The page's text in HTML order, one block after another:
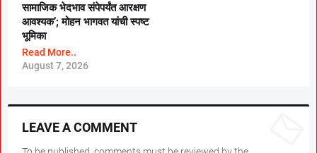
सामाजिक भेदभाव संपेपर्यंत आरक्षण
आवश्यक’; मोहन भागवत यांची स्पष्ट
भूमिका
Read More..
August 7, 2026
LEAVE A COMMENT